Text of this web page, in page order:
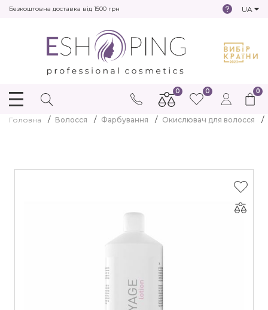
Безкоштовна доставка від 1500 грн UA
0
0 0
Головна Волосся Фарбування Окислювач для волосся